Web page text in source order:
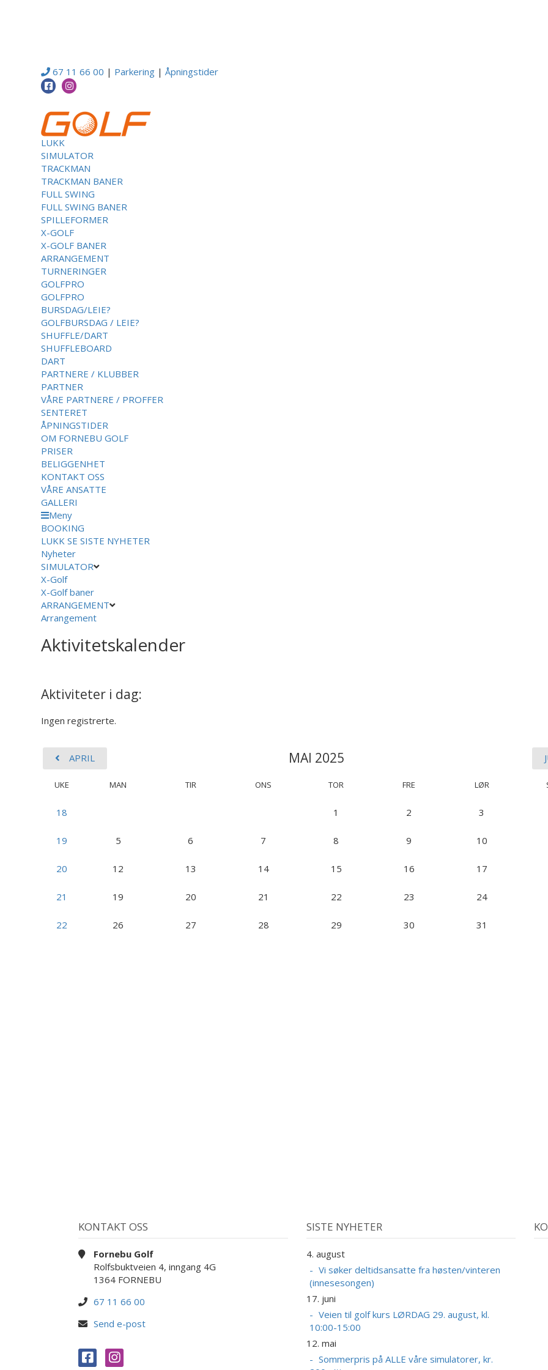
67 11 66 00 | Parkering |Åpningstider
LUKK
SIMULATOR
TRACKMAN
TRACKMAN BANER
FULL SWING
FULL SWING BANER
SPILLEFORMER
X-GOLF
X-GOLF BANER
ARRANGEMENT
TURNERINGER
GOLFPRO
GOLFPRO
BURSDAG/LEIE?
GOLFBURSDAG / LEIE?
SHUFFLE/DART
SHUFFLEBOARD
DART
PARTNERE / KLUBBER
PARTNER
VÅRE PARTNERE / PROFFER
SENTERET
ÅPNINGSTIDER
OM FORNEBU GOLF
PRISER
BELIGGENHET
KONTAKT OSS
VÅRE ANSATTE
GALLERI
Meny
BOOKING
LUKK SE SISTE NYHETER
Nyheter
SIMULATOR
X-Golf
X-Golf baner
ARRANGEMENT
Arrangement
Aktivitetskalender
Aktiviteter i dag:
Ingen registrerte.
APRIL MAI 2025
UKE MAN TIR ONS TOR FRE LØR
18 1 2 3
19 5 6 7 8 9 10
20 12 13 14 15 16 17
21 19 20 21 22 23 24
22 26 27 28 29 30 31
KONTAKT OSS
Fornebu Golf
Rolfsbuktveien 4, inngang 4G
1364 FORNEBU
67 11 66 00
Send e-post
SISTE NYHETER
4. august
Vi søker deltidsansatte fra høsten/vinteren
(innesesongen)
17. juni
Veien til golf kurs LØRDAG 29. august, kl.
10:00-15:00
12. mai
Sommerpris på ALLE våre simulatorer, kr.